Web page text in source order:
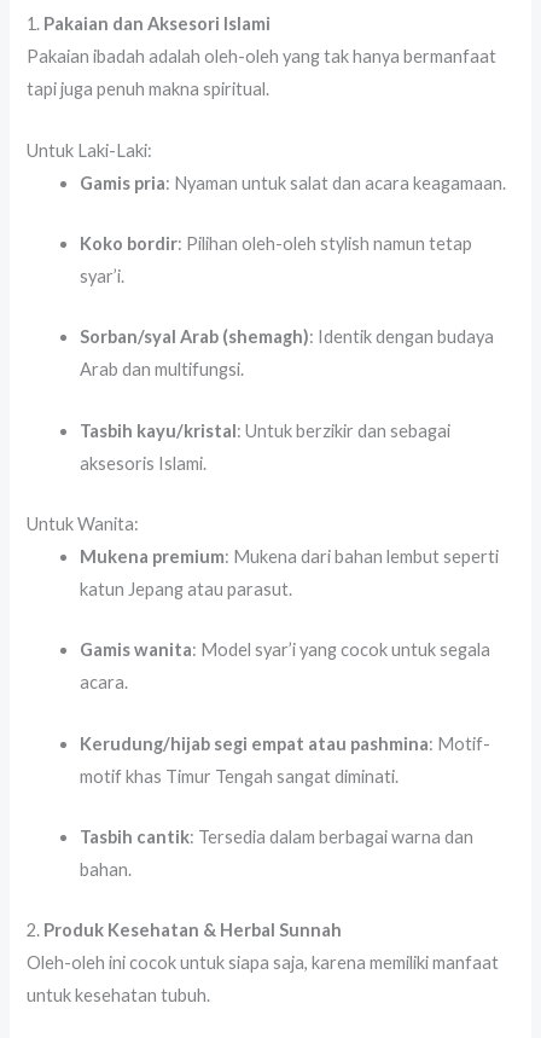
1. Pakaian dan Aksesori Islami
Pakaian ibadah adalah oleh-oleh yang tak hanya bermanfaat
tapi juga penuh makna spiritual.
Untuk Laki-Laki:
Gamis pria: Nyaman untuk salat dan acara keagamaan.
Koko bordir: Pilihan oleh-oleh stylish namun tetap
syar’i.
Sorban/syal Arab (shemagh): Identik dengan budaya
Arab dan multifungsi.
Tasbih kayu/kristal: Untuk berzikir dan sebagai
aksesoris Islami.
Untuk Wanita:
Mukena premium: Mukena dari bahan lembut seperti
katun Jepang atau parasut.
Gamis wanita: Model syar’i yang cocok untuk segala
acara.
Kerudung/hijab segi empat atau pashmina: Motif-
motif khas Timur Tengah sangat diminati.
Tasbih cantik: Tersedia dalam berbagai warna dan
bahan.
2. Produk Kesehatan & Herbal Sunnah
Oleh-oleh ini cocok untuk siapa saja, karena memiliki manfaat
untuk kesehatan tubuh.